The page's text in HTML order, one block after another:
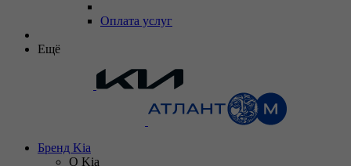
Оплата услуг
Ещё
Бренд Kia
О Kia